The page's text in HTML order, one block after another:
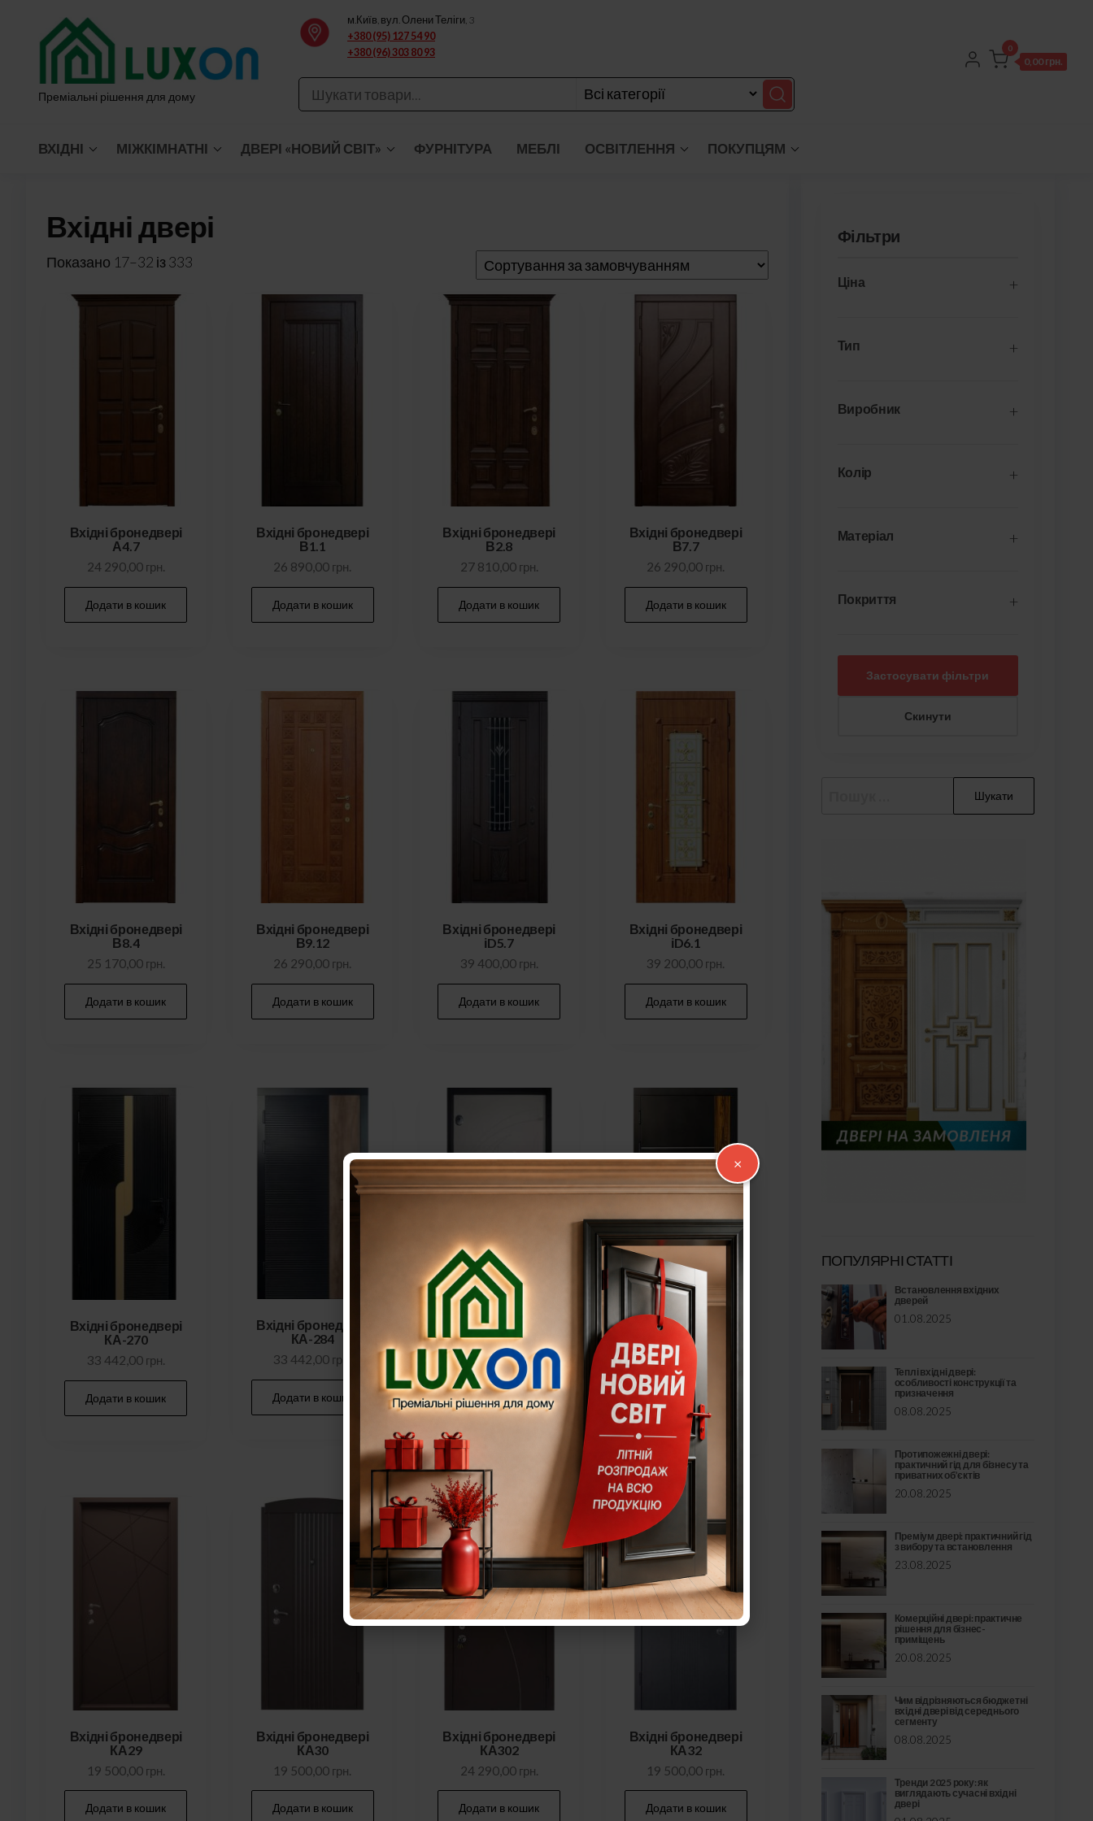
Преміальні рішення для дому
м.Київ, вул. Олени Теліги, 3
+380 (95) 127 54 90
+380 (96) 303 80 93
0
0,00 грн.
ВХІДНІ МІЖКІМНАТНІ ДВЕРІ «НОВИЙ СВІТ» ФУРНІТУРА МЕБЛІ ОСВІТЛЕННЯ ПОКУПЦЯМ
Вхідні двері
Показано 17–32 із 333
Вхідні бронедвері
А4.7
24 290,00 грн.
Додати в кошик
Вхідні бронедвері
В1.1
26 890,00 грн.
Додати в кошик
Вхідні бронедвері
В2.8
27 810,00 грн.
Додати в кошик
Вхідні бронедвері
В7.7
26 290,00 грн.
Додати в кошик
Вхідні бронедвері
В8.4
25 170,00 грн.
Додати в кошик
Вхідні бронедвері
В9.12
26 290,00 грн.
Додати в кошик
Вхідні бронедвері
іD5.7
39 400,00 грн.
Додати в кошик
Вхідні бронедвері
іD6.1
39 200,00 грн.
Додати в кошик
Вхідні бронедвері
КА-270
33 442,00 грн.
Додати в кошик
Вхідні бронедвері
КА-284
33 442,00 грн.
Додати в кошик
Вхідні бронедвері
КА160
24 290,00грн.
Додати в кошик
Вхідні бронедвері
КА258/КА304
(зеркало)
26 290,00
Додати в кошик
Вхідні бронедвері
КА29
19 500,00 грн.
Додати в кошик
Вхідні бронедвері
КА30
19 500,00 грн.
Додати в кошик
Вхідні бронедвері
КА302
24 290,00 грн.
Додати в кошик
Вхідні бронедвері
КА32
19 500,00 грн.
Додати в кошик
Фільтри
Ціна
Тип
Виробник
Колір
Матеріал
Покриття
Застосувати фільтри
Скинути
ПОПУЛЯРНІ СТАТТІ
Встановлення вхідних
дверей
01.08.2025
Теплі вхідні двері:
особливості конструкції та
призначення
08.08.2025
Протипожежні двері:
практичний гід для бізнесу та
приватних об’єктів
20.08.2025
Преміум двері: практичний гід
з вибору та встановлення
23.08.2025
Комерційні двері: практичне
рішення для бізнес-
приміщень
20.08.2025
Чим відрізняються бюджетні
вхідні двері від середнього
сегменту
08.08.2025
Тренди 2025 року: як
виглядають сучасні вхідні
двері
×